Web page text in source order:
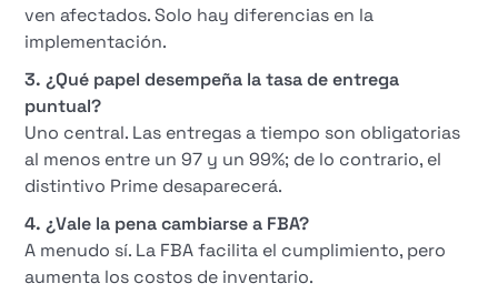
ven afectados. Solo hay diferencias en la
implementación.
3. ¿Qué papel desempeña la tasa de entrega
puntual?
Uno central. Las entregas a tiempo son obligatorias
al menos entre un 97 y un 99%; de lo contrario, el
distintivo Prime desaparecerá.
4. ¿Vale la pena cambiarse a FBA?
A menudo sí. La FBA facilita el cumplimiento, pero
aumenta los costos de inventario.